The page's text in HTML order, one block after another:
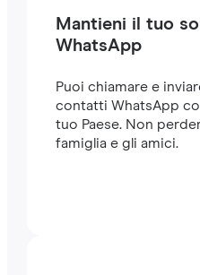
Mantieni il tuo
WhatsApp
Puoi chiamare e
contatti WhatsApp
tuo Paese. Non
famiglia e gli amici.